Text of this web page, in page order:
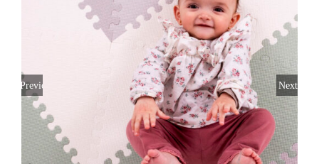
Previous Next